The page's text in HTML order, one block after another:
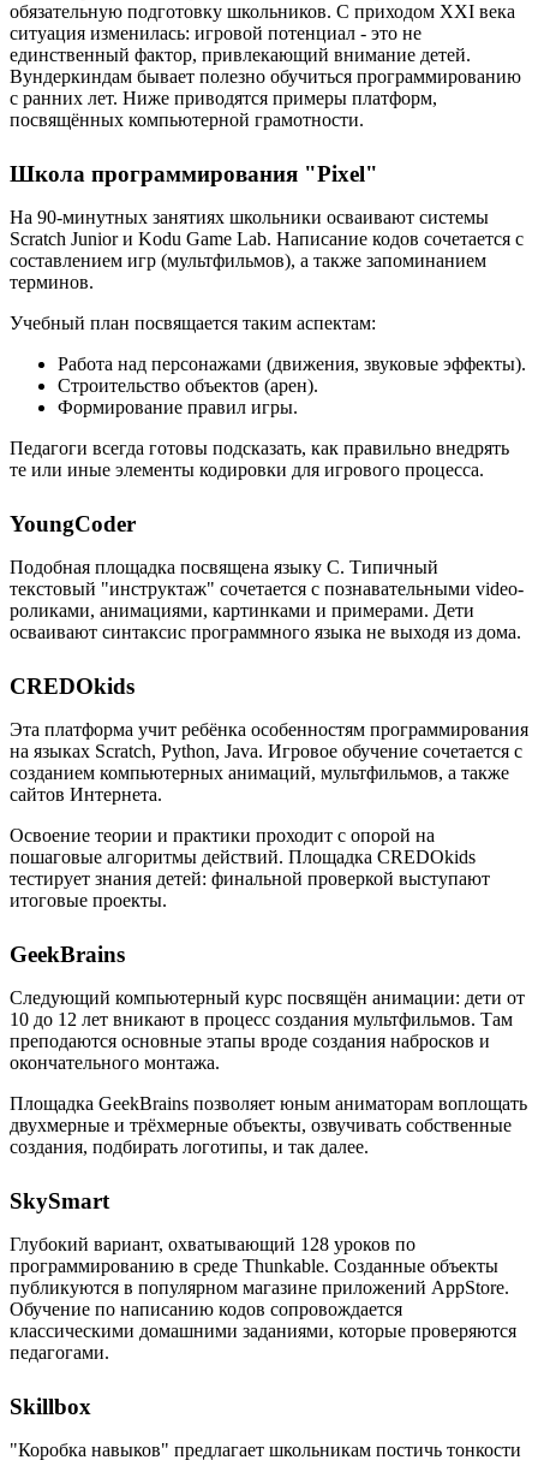
обязательную подготовку школьников. С приходом XXI века
ситуация изменилась: игровой потенциал - это не
единственный фактор, привлекающий внимание детей.
Вундеркиндам бывает полезно обучиться программированию
с ранних лет. Ниже приводятся примеры платформ,
посвящённых компьютерной грамотности.
Школа программирования "Pixel"
На 90-минутных занятиях школьники осваивают системы
Scratch Junior и Kodu Game Lab. Написание кодов сочетается с
составлением игр (мультфильмов), а также запоминанием
терминов.
Учебный план посвящается таким аспектам:
Работа над персонажами (движения, звуковые эффекты).
Строительство объектов (арен).
Формирование правил игры.
Педагоги всегда готовы подсказать, как правильно внедрять
те или иные элементы кодировки для игрового процесса.
YoungCoder
Подобная площадка посвящена языку C. Типичный
текстовый "инструктаж" сочетается с познавательными video-
роликами, анимациями, картинками и примерами. Дети
осваивают синтаксис программного языка не выходя из дома.
CREDOkids
Эта платформа учит ребёнка особенностям программирования
на языках Scratch, Python, Java. Игровое обучение сочетается с
созданием компьютерных анимаций, мультфильмов, а также
сайтов Интернета.
Освоение теории и практики проходит с опорой на
пошаговые алгоритмы действий. Площадка CREDOkids
тестирует знания детей: финальной проверкой выступают
итоговые проекты.
GeekBrains
Следующий компьютерный курс посвящён анимации: дети от
10 до 12 лет вникают в процесс создания мультфильмов. Там
преподаются основные этапы вроде создания набросков и
окончательного монтажа.
Площадка GeekBrains позволяет юным аниматорам воплощать
двухмерные и трёхмерные объекты, озвучивать собственные
создания, подбирать логотипы, и так далее.
SkySmart
Глубокий вариант, охватывающий 128 уроков по
программированию в среде Thunkable. Созданные объекты
публикуются в популярном магазине приложений AppStore.
Обучение по написанию кодов сопровождается
классическими домашними заданиями, которые проверяются
педагогами.
Skillbox
"Коробка навыков" предлагает школьникам постичь тонкости